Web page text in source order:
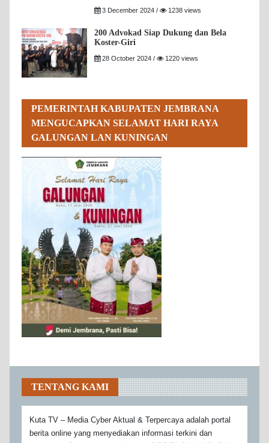
3 December 2024 / 1238 views
200 Advokad Siap Dukung dan Bela
Koster-Giri
28 October 2024 / 1220 views
PEMERINTAH KABUPATEN JEMBRANA
MENGUCAPKAN SELAMAT HARI RAYA
GALUNGAN LAN KUNINGAN
TENTANG KAMI
Kuta TV – Media Cyber Aktual & Terpercaya adalah portal
berita online yang menyediakan informasi terkini dan